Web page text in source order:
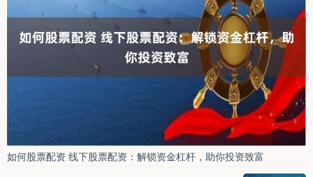
如何股票配资 线下股票配资：解锁资金杠杆，助你投资致富